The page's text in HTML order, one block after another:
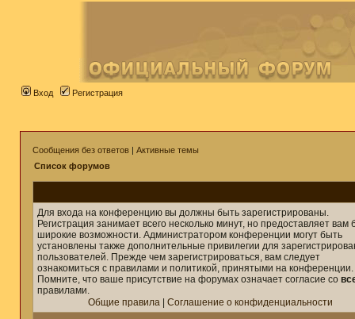
Вход Регистрация
Сообщения без ответов | Активные темы
Список форумов
Для входа на конференцию вы должны быть зарегистрированы.
Регистрация занимает всего несколько минут, но предоставляет вам
широкие возможности. Администратором конференции могут быть
установлены также дополнительные привилегии для
пользователей. Прежде чем зарегистрироваться, вам следует
ознакомиться с правилами и политикой, принятыми на конференции.
Помните, что ваше присутствие на форумах означает согласие со
правилами.
Общие правила
Соглашение о конфиденциальности